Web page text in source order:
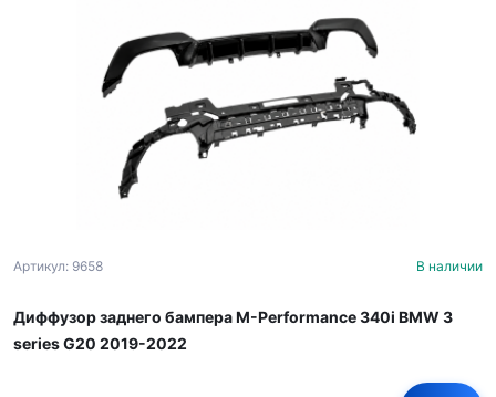
Артикул: 9658 В наличии
Диффузор заднего бампера M-Performance 340i BMW 3
series G20 2019-2022